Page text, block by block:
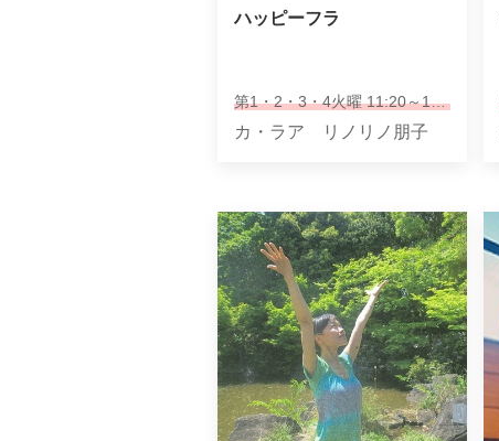
ハッピーフラ
第1・2・3・4火曜 11:20～12:25
カ・ラア リノリノ朋子